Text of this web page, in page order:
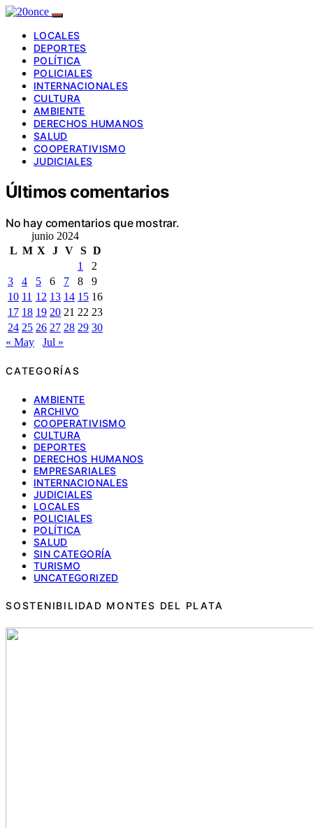
LOCALES
DEPORTES
POLÍTICA
POLICIALES
INTERNACIONALES
CULTURA
AMBIENTE
DERECHOS HUMANOS
SALUD
COOPERATIVISMO
JUDICIALES
Últimos comentarios
No hay comentarios que mostrar.
junio 2024
L M X J V S D
1
2
3
4 5 6 7 8
9
10 11 12 13 14 15 16
17 18 19 20 21 22 23
24 25 26 27 28 29 30
« May
Jul »
CATEGORÍAS
AMBIENTE
ARCHIVO
COOPERATIVISMO
CULTURA
DEPORTES
DERECHOS HUMANOS
EMPRESARIALES
INTERNACIONALES
JUDICIALES
LOCALES
POLICIALES
POLÍTICA
SALUD
SIN CATEGORÍA
TURISMO
UNCATEGORIZED
SOSTENIBILIDAD MONTES DEL PLATA